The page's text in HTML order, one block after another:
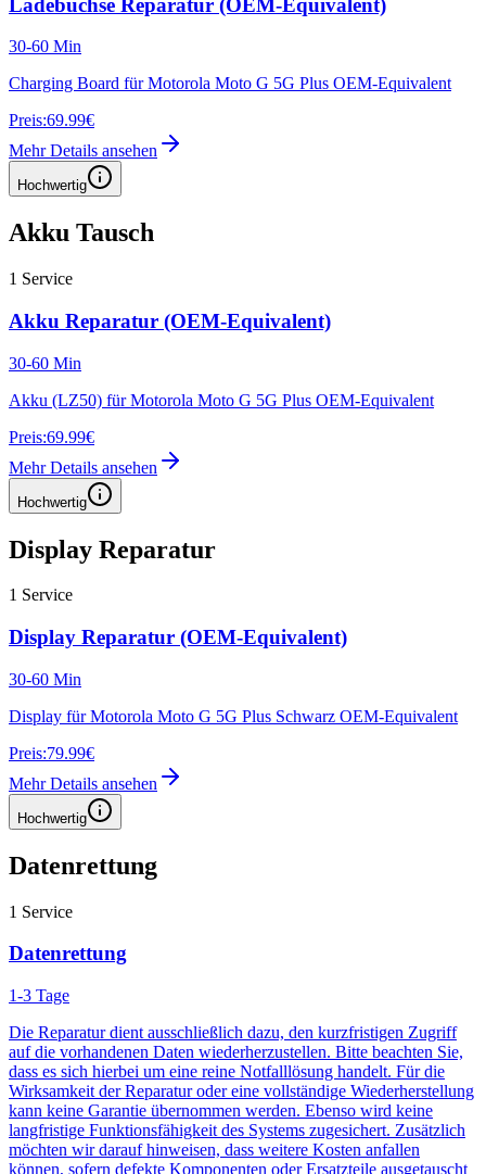
30-60 Min
Charging Board für Motorola Moto G 5G Plus OEM-Equivalent
Preis:69.99€
Mehr Details ansehen
Hochwertig
Akku Tausch
1 Service
Akku Reparatur (OEM-Equivalent)
30-60 Min
Akku (LZ50) für Motorola Moto G 5G Plus OEM-Equivalent
Preis:69.99€
Mehr Details ansehen
Hochwertig
Display Reparatur
1 Service
Display Reparatur (OEM-Equivalent)
30-60 Min
Display für Motorola Moto G 5G Plus Schwarz OEM-Equivalent
Preis:79.99€
Mehr Details ansehen
Hochwertig
Datenrettung
1 Service
Datenrettung
1-3 Tage
Die Reparatur dient ausschließlich dazu, den kurzfristigen Zugriff
auf die vorhandenen Daten wiederherzustellen. Bitte beachten Sie,
dass es sich hierbei um eine reine Notfalllösung handelt. Für die
Wirksamkeit der Reparatur oder eine vollständige Wiederherstellung
kann keine Garantie übernommen werden. Ebenso wird keine
langfristige Funktionsfähigkeit des Systems zugesichert. Zusätzlich
möchten wir darauf hinweisen, dass weitere Kosten anfallen
können, sofern defekte Komponenten oder Ersatzteile ausgetauscht